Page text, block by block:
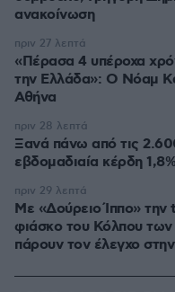
ανακοίνωση
«Πέρασα 4 υπέροχα
την Ελλάδα»: Ο Νόαμ
Αθήνα
πριν 27 λεπτά
Ξανά πάνω από τις
εβδομαδιαία κέρδη
πριν 28 λεπτά
Με «Δούρειο Ίππο» την
φιάσκο του Κόλπου
πάρουν τον έλεγχο
πριν 29 λεπτά